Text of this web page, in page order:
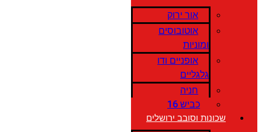
אור ירוק
אוטובוסים
ומוניות
אופניים ודו
גלגליים
חניה
כביש 16
שכונות וסובב ירושלים